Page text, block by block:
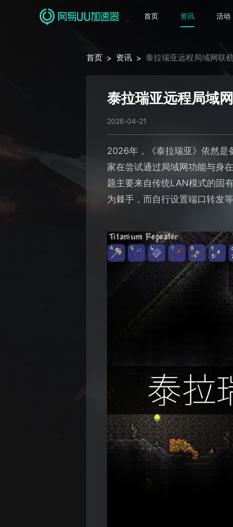
首页 资讯 活动
首页 > 资讯 > 泰拉瑞亚远程局域网联
泰拉瑞亚远程局域
2026-04-21
2026年，《泰拉瑞亚》依然是
家在尝试通过局域网功能与身
题主要来自传统LAN模式的固
为棘手，而自行设置端口转发